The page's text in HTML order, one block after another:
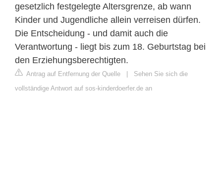
gesetzlich festgelegte Altersgrenze, ab wann
Kinder und Jugendliche allein verreisen dürfen.
Die Entscheidung - und damit auch die
Verantwortung - liegt bis zum 18. Geburtstag bei
den Erziehungsberechtigten.
Antrag auf Entfernung der Quelle
Sehen Sie sich die
vollständige Antwort auf sos-kinderdoerfer.de an